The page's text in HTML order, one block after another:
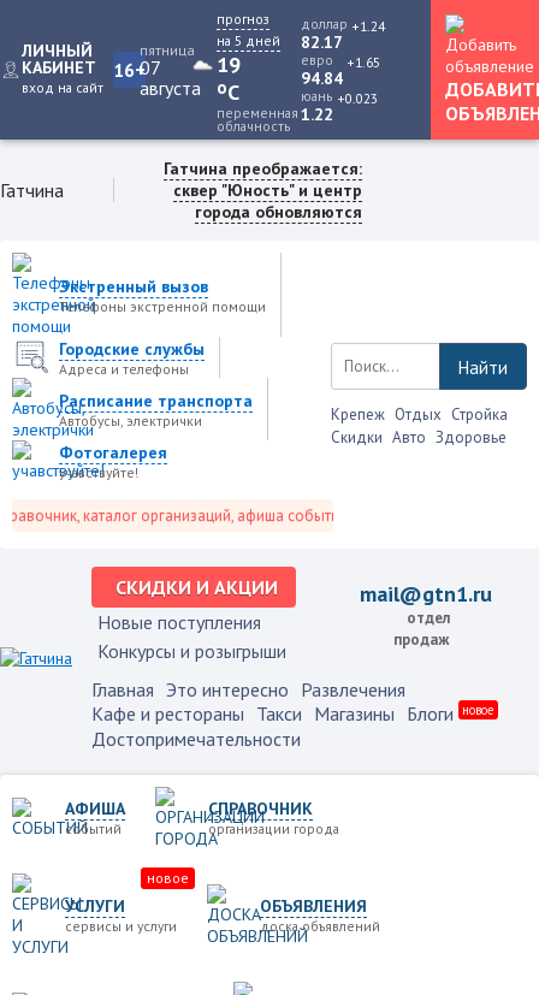
ЛИЧНЫЙ
КАБИНЕТ
вход на сайт
16+
пятница
07
августа
прогноз
на 5 дней
19
oC
переменная
облачность
доллар
82.17
+1.24
евро
94.84
+1.65
юань
1.22
+0.023
Гатчина
Гатчина преображается:
сквер "Юность" и центр
города обновляются
Экстренный вызов
Телефоны экстренной помощи
Городские службы
Адреса и телефоны
Расписание транспорта
Автобусы, электрички
Фотогалерея
учавствуйте!
каталог организаций, афиша событий и не только это.
Найти
Крепеж Отдых Стройка
Скидки Авто Здоровье
СКИДКИ И АКЦИИ
Новые поступления
Конкурсы и розыгрыши
mail@gtn1.ru
отдел
продаж
Главная Это интересно Развлечения
Кафе и рестораны Такси Магазины Блоги новое
Достопримечательности
АФИША
событий
СПРАВОЧНИК
организации города
УСЛУГИ
сервисы и услуги
новое
ОБЪЯВЛЕНИЯ
доска объявлений